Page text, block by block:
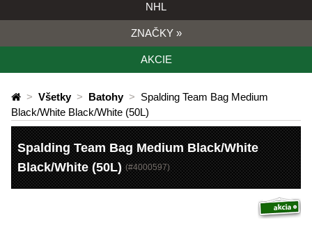
NHL
ZNAČKY »
AKCIE
> Všetky > Batohy > Spalding Team Bag Medium
Black/White Black/White (50L)
Spalding Team Bag Medium Black/White
Black/White (50L) (#4000597)